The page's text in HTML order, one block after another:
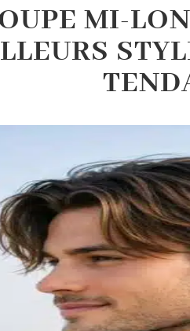
MI-